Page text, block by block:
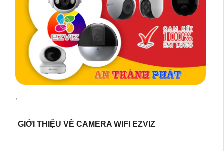
'
GIỚI THIỆU VỀ CAMERA WIFI EZVIZ